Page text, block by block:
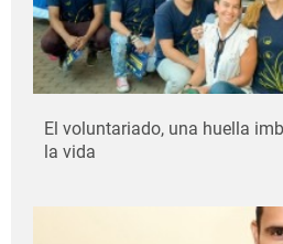
El voluntariado, una huella
la vida